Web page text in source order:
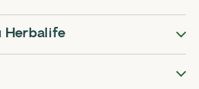
Herbalife